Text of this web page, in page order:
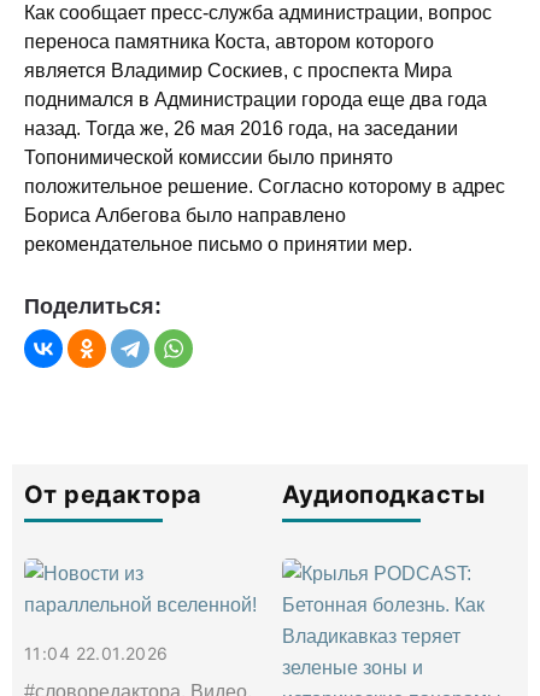
Как сообщает пресс-служба администрации, вопрос
переноса памятника Коста, автором которого
является Владимир Соскиев, с проспекта Мира
поднимался в Администрации города еще два года
назад. Тогда же, 26 мая 2016 года, на заседании
Топонимической комиссии было принято
положительное решение. Согласно которому в адрес
Бориса Албегова было направлено
рекомендательное письмо о принятии мер.
Поделиться:
От редактора
11:04 22.01.2026
#словоредактора, Видео,
Аудиоподкасты